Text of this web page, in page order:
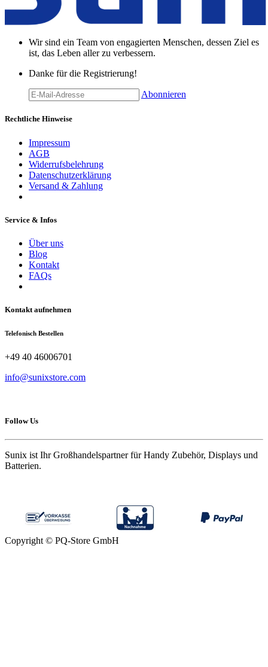
Wir sind ein Team von engagierten Menschen, dessen Ziel es
ist, das Leben aller zu verbessern.
Danke für die Registrierung!
Abonnieren
Rechtliche Hinweise
Impressum
AGB
Widerrufsbelehrung
Datenschutzerklärung
Versand & Zahlung
Service & Infos
Über uns
Blog
Kontakt
FAQs
Kontakt aufnehmen
Telefonisch Bestellen
+49 40 46006701
info@sunixstore.com
Follow Us
Sunix ist Ihr Großhandelspartner für Handy Zubehör, Displays und
Batterien.
Copyright © PQ-Store GmbH